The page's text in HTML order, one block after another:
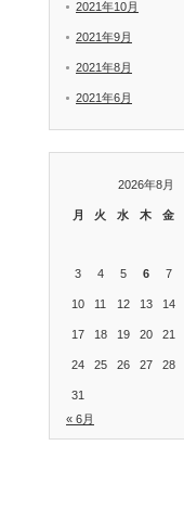
2021年10月
2021年9月
2021年8月
2021年6月
2026年8月
月 火 水 木 金
3 4 5 6 7
10 11 12 13 14
17 18 19 20 21
24 25 26 27 28
31
« 6月